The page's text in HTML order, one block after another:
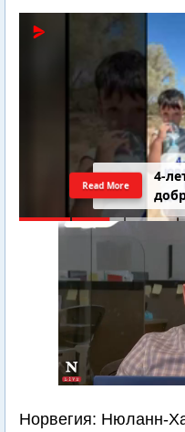
4-
Read More
Норвегия: Нюланн-